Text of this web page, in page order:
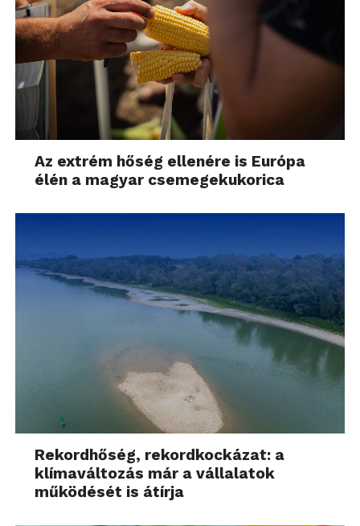
Az extrém hőség ellenére is Európa
élén a magyar csemegekukorica
Rekordhőség, rekordkockázat: a
klímaváltozás már a vállalatok
működését is átírja